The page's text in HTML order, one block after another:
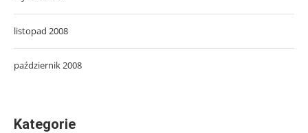
listopad 2008
październik 2008
Kategorie